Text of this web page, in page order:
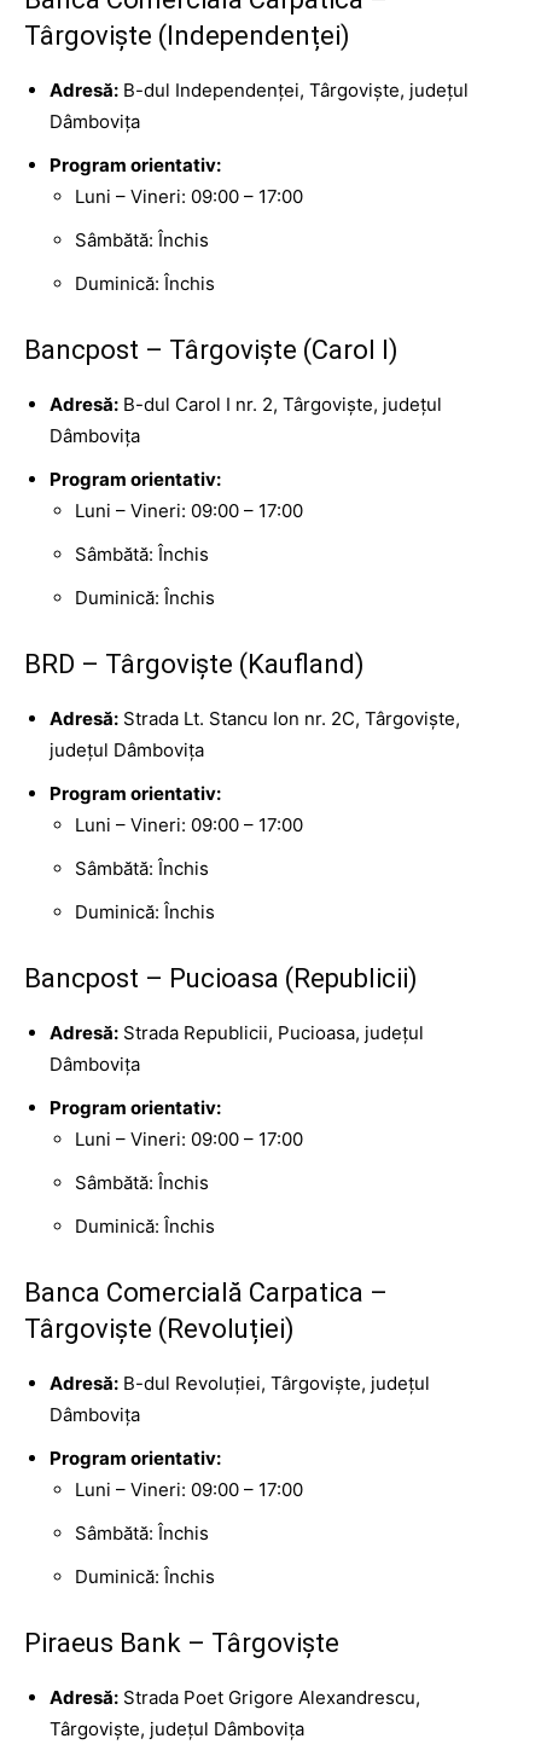
Târgoviște (Independenței)
Adresă: B-dul Independenței, Târgoviște, județul
Dâmbovița
Program orientativ:
Luni – Vineri: 09:00 – 17:00
Sâmbătă: Închis
Duminică: Închis
Bancpost – Târgoviște (Carol I)
Adresă: B-dul Carol I nr. 2, Târgoviște, județul
Dâmbovița
Program orientativ:
Luni – Vineri: 09:00 – 17:00
Sâmbătă: Închis
Duminică: Închis
BRD – Târgoviște (Kaufland)
Adresă: Strada Lt. Stancu Ion nr. 2C, Târgoviște,
județul Dâmbovița
Program orientativ:
Luni – Vineri: 09:00 – 17:00
Sâmbătă: Închis
Duminică: Închis
Bancpost – Pucioasa (Republicii)
Adresă: Strada Republicii, Pucioasa, județul
Dâmbovița
Program orientativ:
Luni – Vineri: 09:00 – 17:00
Sâmbătă: Închis
Duminică: Închis
Banca Comercială Carpatica –
Târgoviște (Revoluției)
Adresă: B-dul Revoluției, Târgoviște, județul
Dâmbovița
Program orientativ:
Luni – Vineri: 09:00 – 17:00
Sâmbătă: Închis
Duminică: Închis
Piraeus Bank – Târgoviște
Adresă: Strada Poet Grigore Alexandrescu,
Târgoviște, județul Dâmbovița